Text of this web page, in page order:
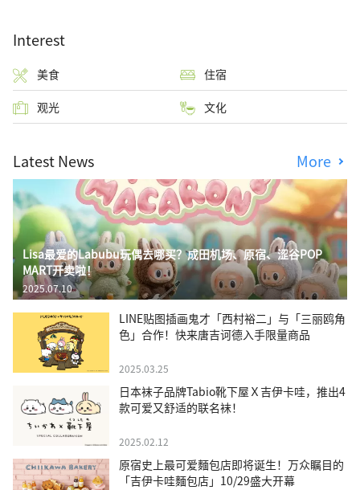
Interest
美食 住宿
观光 文化
Latest News More
Lisa最爱的Labubu玩偶去哪买？成田机场、原宿、涩谷POP
MART开卖啦！
2025.07.10
LINE贴图插画鬼才「西村裕二」与「三丽鸥角
色」合作！快来唐吉诃德入手限量商品
2025.03.25
日本袜子品牌Tabio靴下屋Ｘ吉伊卡哇，推出4
款可爱又舒适的联名袜！
2025.02.12
原宿史上最可爱麵包店即将诞生！万众瞩目的
「吉伊卡哇麵包店」10/29盛大开幕